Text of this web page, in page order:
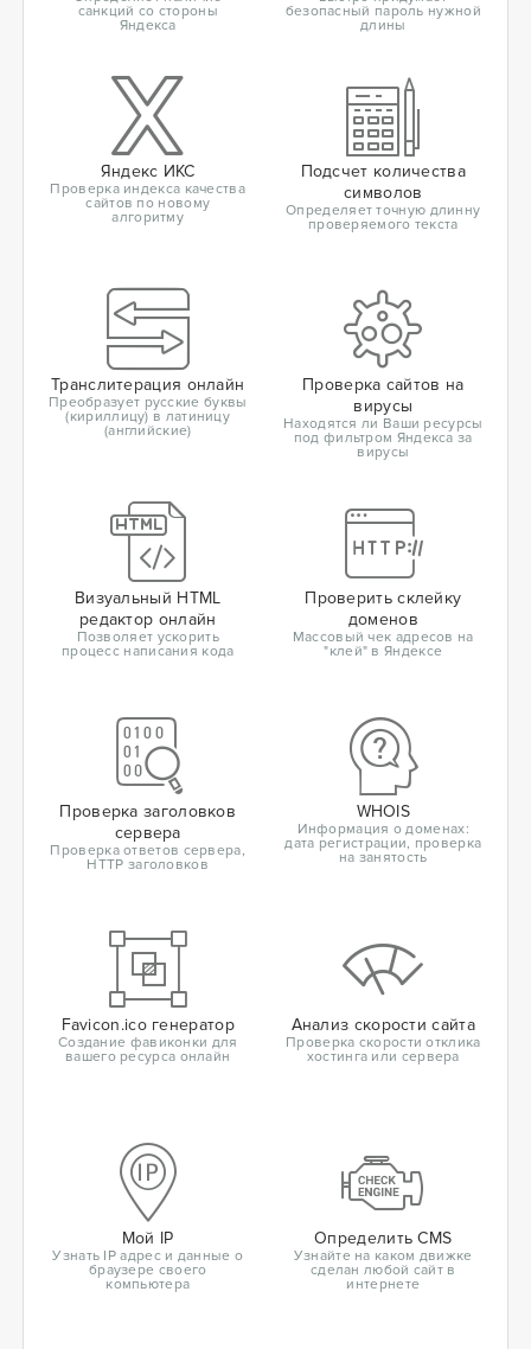
санкций со стороны
Яндекса
безопасный пароль нужной
длины
Яндекс ИКС
Проверка индекса качества
сайтов по новому
алгоритму
Подсчет количества
символов
Определяет точную длинну
проверяемого текста
Транслитерация онлайн
Преобразует русские буквы
(кириллицу) в латиницу
(английские)
Проверка сайтов на
вирусы
Находятся ли Ваши ресурсы
под фильтром Яндекса за
вирусы
Визуальный HTML
редактор онлайн
Позволяет ускорить
процесс написания кода
Проверить склейку
доменов
Массовый чек адресов на
"клей" в Яндексе
Проверка заголовков
сервера
Проверка ответов сервера,
HTTP заголовков
WHOIS
Информация о доменах:
дата регистрации, проверка
на занятость
Favicon.ico генератор
Создание фавиконки для
вашего ресурса онлайн
Анализ скорости сайта
Проверка скорости отклика
хостинга или сервера
Мой IP
Узнать IP адрес и данные о
браузере своего
компьютера
Определить CMS
Узнайте на каком движке
сделан любой сайт в
интернете